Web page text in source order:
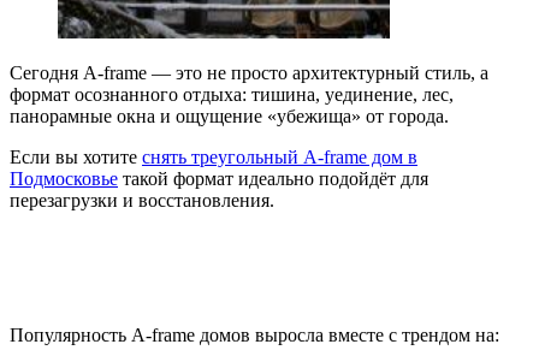
Сегодня A‑frame — это не просто архитектурный стиль, а
формат осознанного отдыха: тишина, уединение, лес,
панорамные окна и ощущение «убежища» от города.
Если вы хотите снять треугольный A-frame дом в
Подмосковье такой формат идеально подойдёт для
перезагрузки и восстановления.
Популярность A‑frame домов выросла вместе с трендом на: